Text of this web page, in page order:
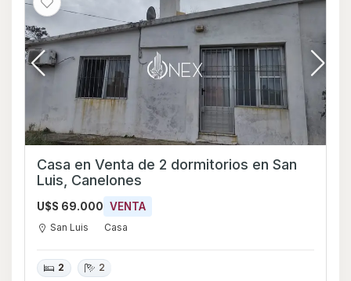
Casa en Venta de 2 dormitorios en San
Luis, Canelones
U$S 69.000 VENTA
San Luis Casa
2 2